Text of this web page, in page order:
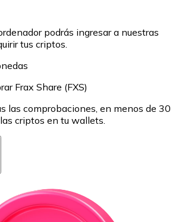
podrás ingresar a nuestras
tus criptos.
Frax Share (FXS)
las comprobaciones, en menos de 30
criptos en tu wallets.